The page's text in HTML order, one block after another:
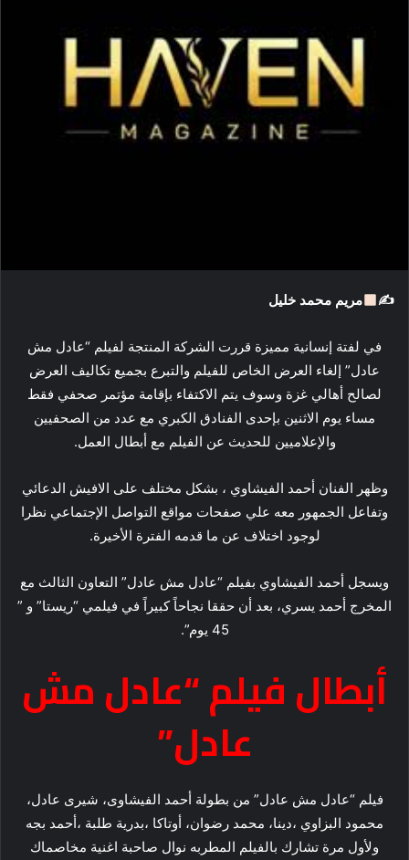
ل
✍ مريم محمد خليل
في لفتة إنسانية مميزة قررت الشركة المنتجة لفيلم “عادل مش
عادل” إلغاء العرض الخاص للفيلم والتبرع بجميع تكاليف العرض
لصالح أهالي غزة وسوف يتم الاكتفاء بإقامة مؤتمر صحفي فقط
مساء يوم الاثنين بإحدى الفنادق الكبري مع عدد من الصحفيين
والإعلاميين للحديث عن الفيلم مع أبطال العمل.
وظهر الفنان أحمد الفيشاوي ، بشكل مختلف على الافيش الدعائي
وتفاعل الجمهور معه علي صفحات مواقع التواصل الإجتماعي نظرا
لوجود اختلاف عن ما قدمه الفترة الأخيرة.
ويسجل أحمد الفيشاوي بفيلم “عادل مش عادل” التعاون الثالث مع
المخرج أحمد يسري، بعد أن حققا نجاحاً كبيراً في فيلمي “ريستا” و ”
45 يوم”.
أبطال فيلم “عادل مش
عادل”
فيلم “عادل مش عادل” من بطولة أحمد الفيشاوى، شيرى عادل،
محمود البزاوي ،دينا، محمد رضوان، أوتاكا ،بدرية طلبة ،أحمد بجه
ولأول مرة تشارك بالفيلم المطربه نوال صاحبة اغنية مخاصماك